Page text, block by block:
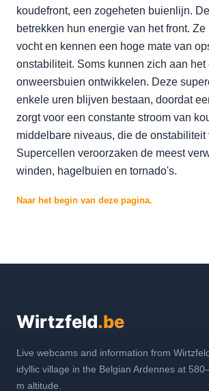
koudefront, een zogeheten buienlijn.
betrekken hun energie van het front. Ze
vocht en kennen een hoge mate van
onstabiliteit. Soms kunnen zich aan het
onweersbuien ontwikkelen. Deze
enkele uren blijven bestaan, doordat
zorgt voor een constante stroom van
middelbare niveaus, die de onstabiliteit
Supercellen veroorzaken de meest
winden, hagelbuien en tornado's.
Naar het begin van deze pagina.
Wirtzfeld.be
Live webcams and information from
idyllic village in the Belgian Ardennes at
m altitude.